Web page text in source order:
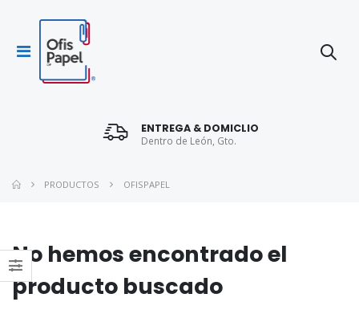
ENTREGA & DOMICLIO
Dentro de León, Gto.
PRODUCTOS OFISPAPEL
No hemos encontrado el
producto buscado